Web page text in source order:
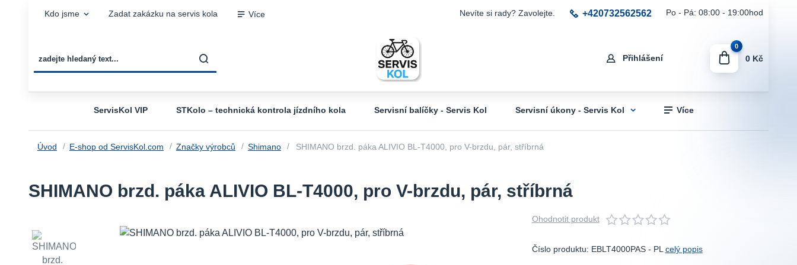
Kdo jsme Zadat zakázku na servis kola Více
Přihlášení
Nevíte si rady? Zavolejte. +420732562562 Po - Pá: 08:00 - 19:00hod
0
0 Kč
ServisKol VIP STKolo – technická kontrola jízdního kola Servisní balíčky - Servis Kol Servisní úkony - Servis Kol Více
Úvod E-shop od ServisKol.com Značky výrobců Shimano SHIMANO brzd. páka ALIVIO BL-T4000, pro V-brzdu, pár, stříbrná
SHIMANO brzd. páka ALIVIO BL-T4000, pro V-brzdu, pár, stříbrná
Ohodnotit produkt
Číslo produktu: EBLT4000PAS - PL celý popis